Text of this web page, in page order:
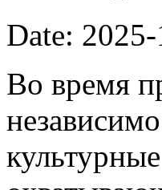
Date:
Во время